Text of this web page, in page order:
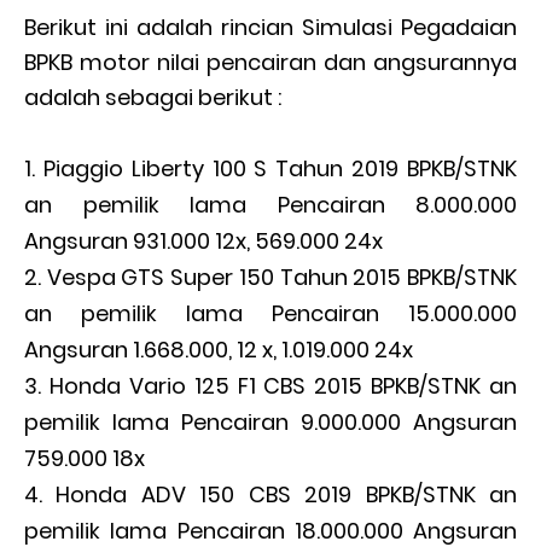
Berikut ini adalah rincian Simulasi Pegadaian
BPKB motor nilai pencairan dan angsurannya
adalah sebagai berikut :
Piaggio Liberty 100 S Tahun 2019 BPKB/STNK
an pemilik lama Pencairan 8.000.000
Angsuran 931.000 12x, 569.000 24x
Vespa GTS Super 150 Tahun 2015 BPKB/STNK
an pemilik lama Pencairan 15.000.000
Angsuran 1.668.000, 12 x, 1.019.000 24x
Honda Vario 125 F1 CBS 2015 BPKB/STNK an
pemilik lama Pencairan 9.000.000 Angsuran
759.000 18x
Honda ADV 150 CBS 2019 BPKB/STNK an
pemilik lama Pencairan 18.000.000 Angsuran